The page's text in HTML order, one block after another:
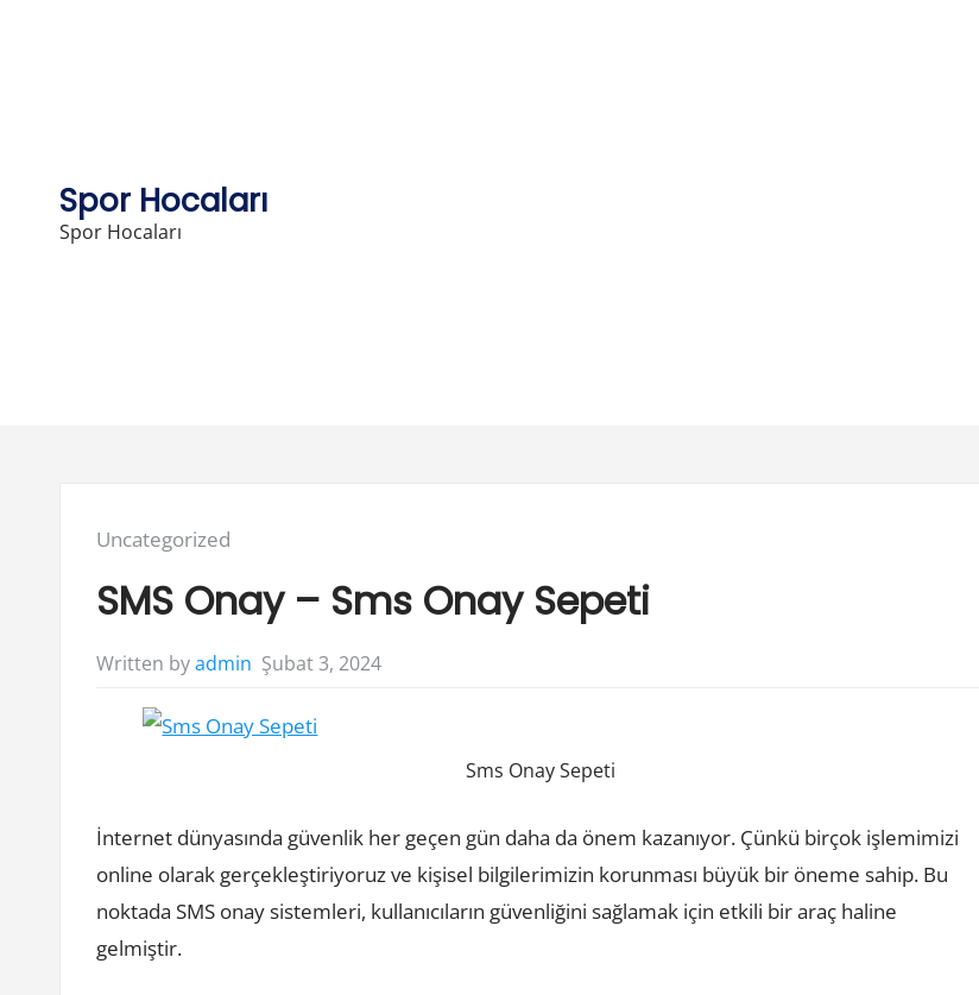
Spor Hocaları
Spor Hocaları
Posted
Uncategorized
SMS Onay – Sms Onay Sepeti
Written byadmin Şubat 3, 2024
Sms Onay Sepeti
İnternet dünyasında güvenlik her geçen gün daha da önem kazanıyor. Çünkü birçok işlemimizi
online olarak gerçekleştiriyoruz ve kişisel bilgilerimizin korunması büyük bir öneme sahip. Bu
noktada SMS onay sistemleri, kullanıcıların güvenliğini sağlamak için etkili bir araç haline
gelmiştir.